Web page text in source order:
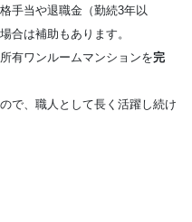
手当や退職金（勤続3年以
合は補助もあります。
有ワンルームマンションを完
ので、職人として長く活躍し続け